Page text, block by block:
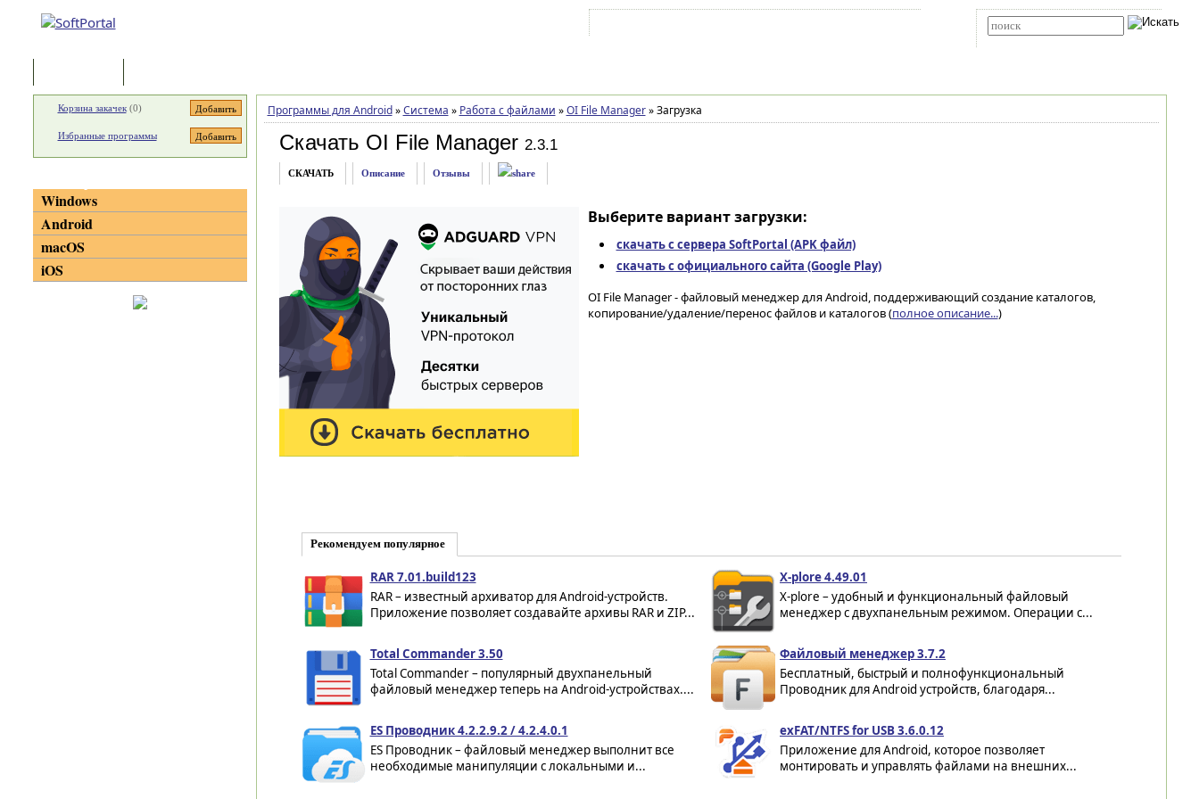
Программы для Android » Система » Работа с файлами » OI File Manager »Загрузка
Скачать OI File Manager 2.3.1
СКАЧАТЬ Описание Отзывы
Выберите вариант загрузки:
скачать с сервера SoftPortal (APK файл)
скачать с официального сайта (Google Play)
OI File Manager - файловый менеджер для Android, поддерживающий создание каталогов,
копирование/удаление/перенос файлов и каталогов (полное описание...)
Рекомендуем популярное
RAR 7.01.build123
RAR – известный архиватор для Android-устройств.
Приложение позволяет создавайте архивы RAR и ZIP...
X-plore 4.49.01
X-plore – удобный и функциональный файловый
менеджер с двухпанельным режимом. Операции с...
Total Commander 3.50
Total Commander – популярный двухпанельный
файловый менеджер теперь на Android-устройствах....
Файловый менеджер 3.7.2
Бесплатный, быстрый и полнофункциональный
Проводник для Android устройств, благодаря...
ES Проводник 4.2.2.9.2 / 4.2.4.0.1
ES Проводник – файловый менеджер выполнит все
необходимые манипуляции с локальными и...
exFAT/NTFS for USB 3.6.0.12
Приложение для Android, которое позволяет
монтировать и управлять файлами на внешних...
Корзина закачек(0)
Избранные программы
Windows
Android
macOS
iOS